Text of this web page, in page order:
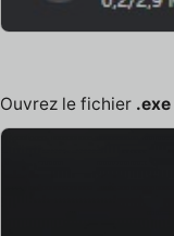
Ouvrez le fichier .exe